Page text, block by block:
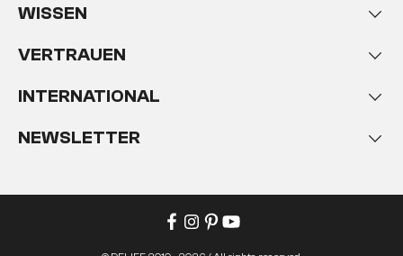
WISSEN
VERTRAUEN
INTERNATIONAL
NEWSLETTER